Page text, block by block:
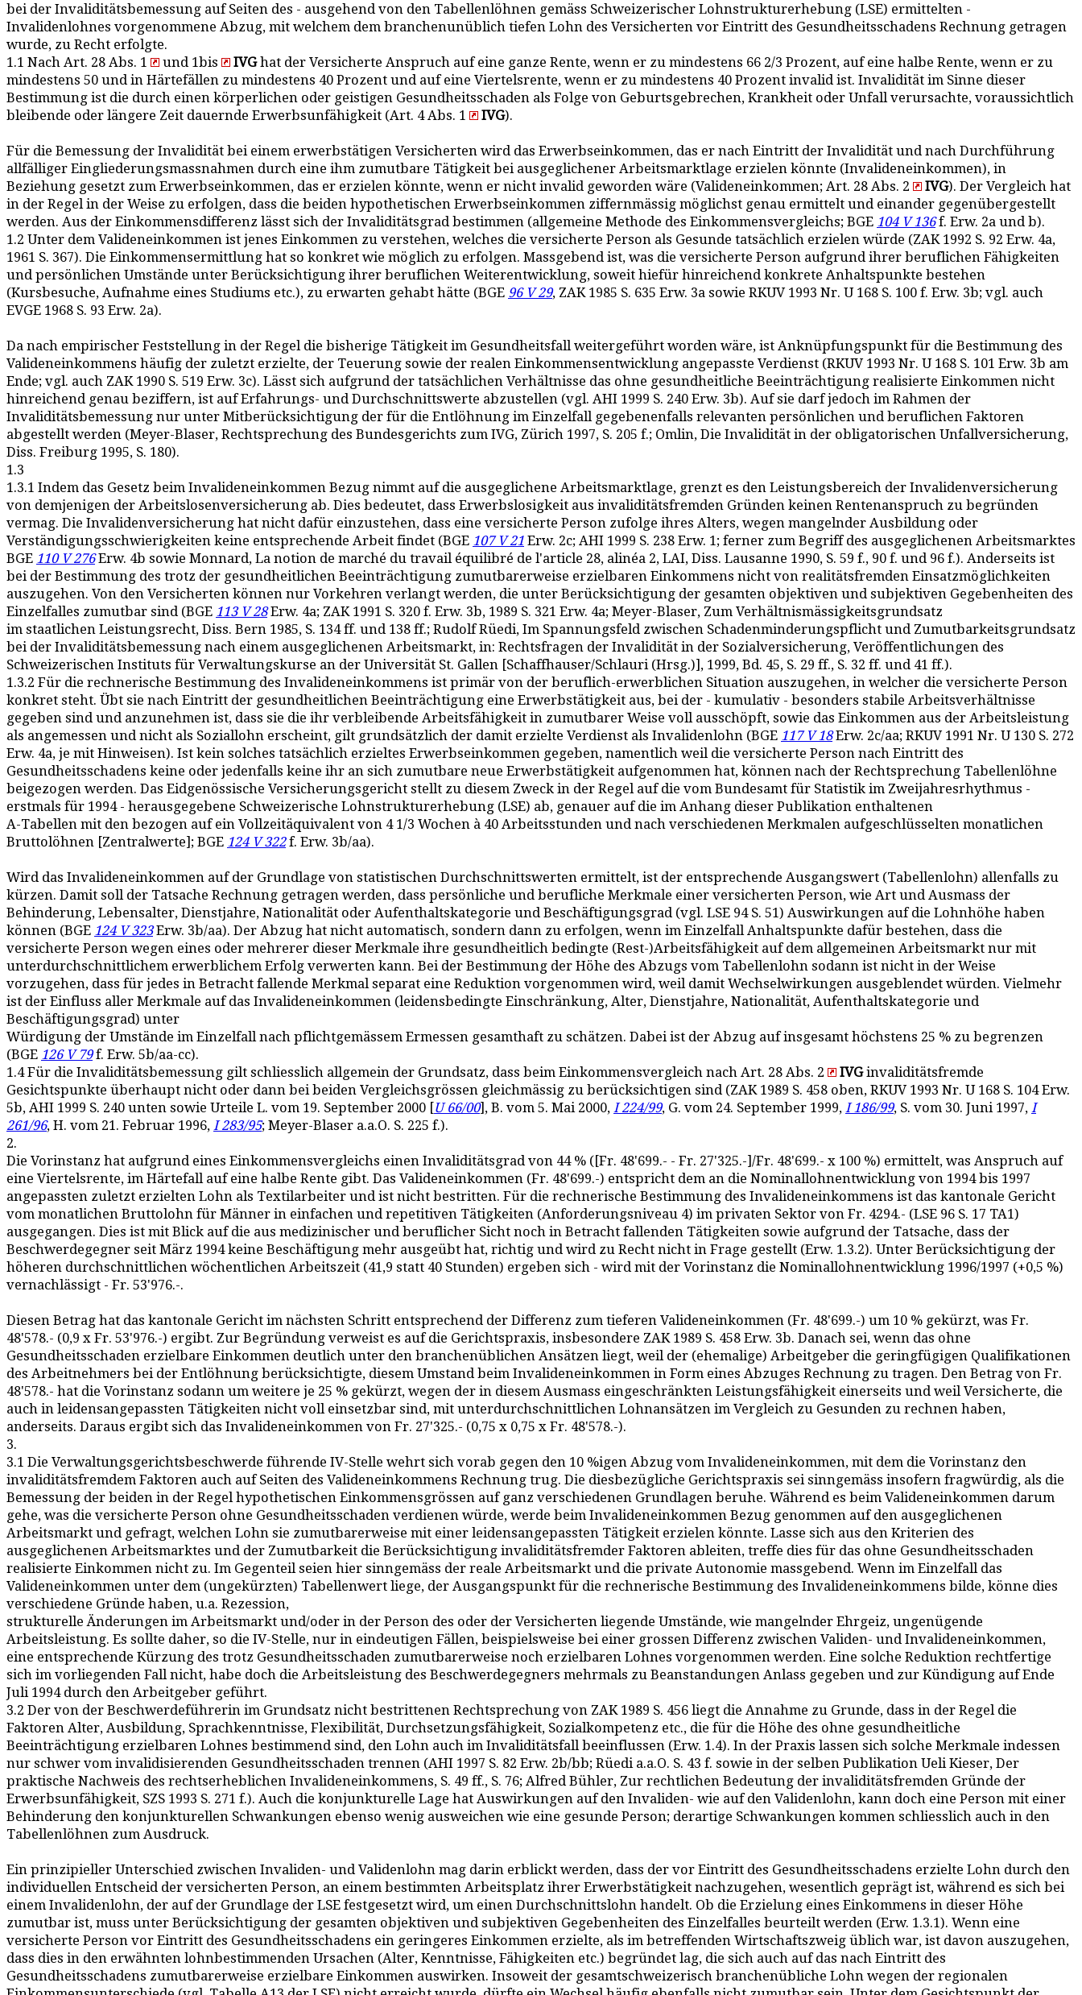
bei der Invaliditätsbemessung auf Seiten des - ausgehend von den Tabellenlöhnen gemäss Schweizerischer Lohnstrukturerhebung (LSE) ermittelten -
Invalidenlohnes vorgenommene Abzug, mit welchem dem branchenunüblich tiefen Lohn des Versicherten vor Eintritt des Gesundheitsschadens Rechnung getragen
wurde, zu Recht erfolgte.
1.1 Nach Art. 28 Abs. 1
und 1bis IVGhat der Versicherte Anspruch auf eine ganze Rente, wenn er zu mindestens 66 2/3 Prozent, auf eine halbe Rente, wenn er zu
mindestens 50 und in Härtefällen zu mindestens 40 Prozent und auf eine Viertelsrente, wenn er zu mindestens 40 Prozent invalid ist. Invalidität im Sinne dieser
Bestimmung ist die durch einen körperlichen oder geistigen Gesundheitsschaden als Folge von Geburtsgebrechen, Krankheit oder Unfall verursachte, voraussichtlich
bleibende oder längere Zeit dauernde Erwerbsunfähigkeit (Art. 4 Abs. 1
IVG).
Für die Bemessung der Invalidität bei einem erwerbstätigen Versicherten wird das Erwerbseinkommen, das er nach Eintritt der Invalidität und nach Durchführung
allfälliger Eingliederungsmassnahmen durch eine ihm zumutbare Tätigkeit bei ausgeglichener Arbeitsmarktlage erzielen könnte (Invalideneinkommen), in
Beziehung gesetzt zum Erwerbseinkommen, das er erzielen könnte, wenn er nicht invalid geworden wäre (Valideneinkommen; Art. 28 Abs. 2
IVG). Der Vergleich hat
in der Regel in der Weise zu erfolgen, dass die beiden hypothetischen Erwerbseinkommen ziffernmässig möglichst genau ermittelt und einander gegenübergestellt
werden. Aus der Einkommensdifferenz lässt sich der Invaliditätsgrad bestimmen (allgemeine Methode des Einkommensvergleichs; BGE 104 V 136f. Erw. 2a und b).
1.2 Unter dem Valideneinkommen ist jenes Einkommen zu verstehen, welches die versicherte Person als Gesunde tatsächlich erzielen würde (ZAK 1992 S. 92 Erw. 4a,
1961 S. 367). Die Einkommensermittlung hat so konkret wie möglich zu erfolgen. Massgebend ist, was die versicherte Person aufgrund ihrer beruflichen Fähigkeiten
und persönlichen Umstände unter Berücksichtigung ihrer beruflichen Weiterentwicklung, soweit hiefür hinreichend konkrete Anhaltspunkte bestehen
(Kursbesuche, Aufnahme eines Studiums etc.), zu erwarten gehabt hätte (BGE 96 V 29, ZAK 1985 S. 635 Erw. 3a sowie RKUV 1993 Nr. U 168 S. 100 f. Erw. 3b; vgl. auch
EVGE 1968 S. 93 Erw. 2a).
Da nach empirischer Feststellung in der Regel die bisherige Tätigkeit im Gesundheitsfall weitergeführt worden wäre, ist Anknüpfungspunkt für die Bestimmung des
Valideneinkommens häufig der zuletzt erzielte, der Teuerung sowie der realen Einkommensentwicklung angepasste Verdienst (RKUV 1993 Nr. U 168 S. 101 Erw. 3b am
Ende; vgl. auch ZAK 1990 S. 519 Erw. 3c). Lässt sich aufgrund der tatsächlichen Verhältnisse das ohne gesundheitliche Beeinträchtigung realisierte Einkommen nicht
hinreichend genau beziffern, ist auf Erfahrungs- und Durchschnittswerte abzustellen (vgl. AHI 1999 S. 240 Erw. 3b). Auf sie darf jedoch im Rahmen der
Invaliditätsbemessung nur unter Mitberücksichtigung der für die Entlöhnung im Einzelfall gegebenenfalls relevanten persönlichen und beruflichen Faktoren
abgestellt werden (Meyer-Blaser, Rechtsprechung des Bundesgerichts zum IVG, Zürich 1997, S. 205 f.; Omlin, Die Invalidität in der obligatorischen Unfallversicherung,
Diss. Freiburg 1995, S. 180).
1.3
1.3.1 Indem das Gesetz beim Invalideneinkommen Bezug nimmt auf die ausgeglichene Arbeitsmarktlage, grenzt es den Leistungsbereich der Invalidenversicherung
von demjenigen der Arbeitslosenversicherung ab. Dies bedeutet, dass Erwerbslosigkeit aus invaliditätsfremden Gründen keinen Rentenanspruch zu begründen
vermag. Die Invalidenversicherung hat nicht dafür einzustehen, dass eine versicherte Person zufolge ihres Alters, wegen mangelnder Ausbildung oder
Verständigungsschwierigkeiten keine entsprechende Arbeit findet (BGE 107 V 21 Erw. 2c; AHI 1999 S. 238 Erw. 1; ferner zum Begriff des ausgeglichenen Arbeitsmarktes
BGE 110 V 276Erw. 4b sowie Monnard, La notion de marché du travail équilibré de l'article 28, alinéa 2, LAI, Diss. Lausanne 1990, S. 59 f., 90 f. und 96 f.). Anderseits ist
bei der Bestimmung des trotz der gesundheitlichen Beeinträchtigung zumutbarerweise erzielbaren Einkommens nicht von realitätsfremden Einsatzmöglichkeiten
auszugehen. Von den Versicherten können nur Vorkehren verlangt werden, die unter Berücksichtigung der gesamten objektiven und subjektiven Gegebenheiten des
Einzelfalles zumutbar sind (BGE 113 V 28Erw. 4a; ZAK 1991 S. 320 f. Erw. 3b, 1989 S. 321 Erw. 4a; Meyer-Blaser, Zum Verhältnismässigkeitsgrundsatz
im staatlichen Leistungsrecht, Diss. Bern 1985, S. 134 ff. und 138 ff.; Rudolf Rüedi, Im Spannungsfeld zwischen Schadenminderungspflicht und Zumutbarkeitsgrundsatz
bei der Invaliditätsbemessung nach einem ausgeglichenen Arbeitsmarkt, in: Rechtsfragen der Invalidität in der Sozialversicherung, Veröffentlichungen des
Schweizerischen Instituts für Verwaltungskurse an der Universität St. Gallen [Schaffhauser/Schlauri (Hrsg.)], 1999, Bd. 45, S. 29 ff., S. 32 ff. und 41 ff.).
1.3.2 Für die rechnerische Bestimmung des Invalideneinkommens ist primär von der beruflich-erwerblichen Situation auszugehen, in welcher die versicherte Person
konkret steht. Übt sie nach Eintritt der gesundheitlichen Beeinträchtigung eine Erwerbstätigkeit aus, bei der - kumulativ - besonders stabile Arbeitsverhältnisse
gegeben sind und anzunehmen ist, dass sie die ihr verbleibende Arbeitsfähigkeit in zumutbarer Weise voll ausschöpft, sowie das Einkommen aus der Arbeitsleistung
als angemessen und nicht als Soziallohn erscheint, gilt grundsätzlich der damit erzielte Verdienst als Invalidenlohn (BGE 117 V 18Erw. 2c/aa; RKUV 1991 Nr. U 130 S. 272
Erw. 4a, je mit Hinweisen). Ist kein solches tatsächlich erzieltes Erwerbseinkommen gegeben, namentlich weil die versicherte Person nach Eintritt des
Gesundheitsschadens keine oder jedenfalls keine ihr an sich zumutbare neue Erwerbstätigkeit aufgenommen hat, können nach der Rechtsprechung Tabellenlöhne
beigezogen werden. Das Eidgenössische Versicherungsgericht stellt zu diesem Zweck in der Regel auf die vom Bundesamt für Statistik im Zweijahresrhythmus -
erstmals für 1994 - herausgegebene Schweizerische Lohnstrukturerhebung (LSE) ab, genauer auf die im Anhang dieser Publikation enthaltenen
A-Tabellen mit den bezogen auf ein Vollzeitäquivalent von 4 1/3 Wochen à 40 Arbeitsstunden und nach verschiedenen Merkmalen aufgeschlüsselten monatlichen
Bruttolöhnen [Zentralwerte]; BGE 124 V 322f. Erw. 3b/aa).
Wird das Invalideneinkommen auf der Grundlage von statistischen Durchschnittswerten ermittelt, ist der entsprechende Ausgangswert (Tabellenlohn) allenfalls zu
kürzen. Damit soll der Tatsache Rechnung getragen werden, dass persönliche und berufliche Merkmale einer versicherten Person, wie Art und Ausmass der
Behinderung, Lebensalter, Dienstjahre, Nationalität oder Aufenthaltskategorie und Beschäftigungsgrad (vgl. LSE 94 S. 51) Auswirkungen auf die Lohnhöhe haben
können (BGE 124 V 323Erw. 3b/aa). Der Abzug hat nicht automatisch, sondern dann zu erfolgen, wenn im Einzelfall Anhaltspunkte dafür bestehen, dass die
versicherte Person wegen eines oder mehrerer dieser Merkmale ihre gesundheitlich bedingte (Rest-)Arbeitsfähigkeit auf dem allgemeinen Arbeitsmarkt nur mit
unterdurchschnittlichem erwerblichem Erfolg verwerten kann. Bei der Bestimmung der Höhe des Abzugs vom Tabellenlohn sodann ist nicht in der Weise
vorzugehen, dass für jedes in Betracht fallende Merkmal separat eine Reduktion vorgenommen wird, weil damit Wechselwirkungen ausgeblendet würden. Vielmehr
ist der Einfluss aller Merkmale auf das Invalideneinkommen (leidensbedingte Einschränkung, Alter, Dienstjahre, Nationalität, Aufenthaltskategorie und
Beschäftigungsgrad) unter
Würdigung der Umstände im Einzelfall nach pflichtgemässem Ermessen gesamthaft zu schätzen. Dabei ist der Abzug auf insgesamt höchstens 25 % zu begrenzen
(BGE 126 V 79f. Erw. 5b/aa-cc).
1.4 Für die Invaliditätsbemessung gilt schliesslich allgemein der Grundsatz, dass beim Einkommensvergleich nach Art. 28 Abs. 2
IVGinvaliditätsfremde
Gesichtspunkte überhaupt nicht oder dann bei beiden Vergleichsgrössen gleichmässig zu berücksichtigen sind (ZAK 1989 S. 458 oben, RKUV 1993 Nr. U 168 S. 104 Erw.
5b, AHI 1999 S. 240 unten sowie Urteile L. vom 19. September 2000 [U 66/00], B. vom 5. Mai 2000, I 224/99, G. vom 24. September 1999, I 186/99, S. vom 30. Juni 1997, I
261/96, H. vom 21. Februar 1996, I 283/95; Meyer-Blaser a.a.O. S. 225 f.).
2.
Die Vorinstanz hat aufgrund eines Einkommensvergleichs einen Invaliditätsgrad von 44 % ([Fr. 48'699.- - Fr. 27'325.-]/Fr. 48'699.- x 100 %) ermittelt, was Anspruch auf
eine Viertelsrente, im Härtefall auf eine halbe Rente gibt. Das Valideneinkommen (Fr. 48'699.-) entspricht dem an die Nominallohnentwicklung von 1994 bis 1997
angepassten zuletzt erzielten Lohn als Textilarbeiter und ist nicht bestritten. Für die rechnerische Bestimmung des Invalideneinkommens ist das kantonale Gericht
vom monatlichen Bruttolohn für Männer in einfachen und repetitiven Tätigkeiten (Anforderungsniveau 4) im privaten Sektor von Fr. 4294.- (LSE 96 S. 17 TA1)
ausgegangen. Dies ist mit Blick auf die aus medizinischer und beruflicher Sicht noch in Betracht fallenden Tätigkeiten sowie aufgrund der Tatsache, dass der
Beschwerdegegner seit März 1994 keine Beschäftigung mehr ausgeübt hat, richtig und wird zu Recht nicht in Frage gestellt (Erw. 1.3.2). Unter Berücksichtigung der
höheren durchschnittlichen wöchentlichen Arbeitszeit (41,9 statt 40 Stunden) ergeben sich - wird mit der Vorinstanz die Nominallohnentwicklung 1996/1997 (+0,5 %)
vernachlässigt - Fr. 53'976.-.
Diesen Betrag hat das kantonale Gericht im nächsten Schritt entsprechend der Differenz zum tieferen Valideneinkommen (Fr. 48'699.-) um 10 % gekürzt, was Fr.
48'578.- (0,9 x Fr. 53'976.-) ergibt. Zur Begründung verweist es auf die Gerichtspraxis, insbesondere ZAK 1989 S. 458 Erw. 3b. Danach sei, wenn das ohne
Gesundheitsschaden erzielbare Einkommen deutlich unter den branchenüblichen Ansätzen liegt, weil der (ehemalige) Arbeitgeber die geringfügigen Qualifikationen
des Arbeitnehmers bei der Entlöhnung berücksichtigte, diesem Umstand beim Invalideneinkommen in Form eines Abzuges Rechnung zu tragen. Den Betrag von Fr.
48'578.- hat die Vorinstanz sodann um weitere je 25 % gekürzt, wegen der in diesem Ausmass eingeschränkten Leistungsfähigkeit einerseits und weil Versicherte, die
auch in leidensangepassten Tätigkeiten nicht voll einsetzbar sind, mit unterdurchschnittlichen Lohnansätzen im Vergleich zu Gesunden zu rechnen haben,
anderseits. Daraus ergibt sich das Invalideneinkommen von Fr. 27'325.- (0,75 x 0,75 x Fr. 48'578.-).
3.
3.1 Die Verwaltungsgerichtsbeschwerde führende IV-Stelle wehrt sich vorab gegen den 10 %igen Abzug vom Invalideneinkommen, mit dem die Vorinstanz den
invaliditätsfremdem Faktoren auch auf Seiten des Valideneinkommens Rechnung trug. Die diesbezügliche Gerichtspraxis sei sinngemäss insofern fragwürdig, als die
Bemessung der beiden in der Regel hypothetischen Einkommensgrössen auf ganz verschiedenen Grundlagen beruhe. Während es beim Valideneinkommen darum
gehe, was die versicherte Person ohne Gesundheitsschaden verdienen würde, werde beim Invalideneinkommen Bezug genommen auf den ausgeglichenen
Arbeitsmarkt und gefragt, welchen Lohn sie zumutbarerweise mit einer leidensangepassten Tätigkeit erzielen könnte. Lasse sich aus den Kriterien des
ausgeglichenen Arbeitsmarktes und der Zumutbarkeit die Berücksichtigung invaliditätsfremder Faktoren ableiten, treffe dies für das ohne Gesundheitsschaden
realisierte Einkommen nicht zu. Im Gegenteil seien hier sinngemäss der reale Arbeitsmarkt und die private Autonomie massgebend. Wenn im Einzelfall das
Valideneinkommen unter dem (ungekürzten) Tabellenwert liege, der Ausgangspunkt für die rechnerische Bestimmung des Invalideneinkommens bilde, könne dies
verschiedene Gründe haben, u.a. Rezession,
strukturelle Änderungen im Arbeitsmarkt und/oder in der Person des oder der Versicherten liegende Umstände, wie mangelnder Ehrgeiz, ungenügende
Arbeitsleistung. Es sollte daher, so die IV-Stelle, nur in eindeutigen Fällen, beispielsweise bei einer grossen Differenz zwischen Validen- und Invalideneinkommen,
eine entsprechende Kürzung des trotz Gesundheitsschaden zumutbarerweise noch erzielbaren Lohnes vorgenommen werden. Eine solche Reduktion rechtfertige
sich im vorliegenden Fall nicht, habe doch die Arbeitsleistung des Beschwerdegegners mehrmals zu Beanstandungen Anlass gegeben und zur Kündigung auf Ende
Juli 1994 durch den Arbeitgeber geführt.
3.2 Der von der Beschwerdeführerin im Grundsatz nicht bestrittenen Rechtsprechung von ZAK 1989 S. 456 liegt die Annahme zu Grunde, dass in der Regel die
Faktoren Alter, Ausbildung, Sprachkenntnisse, Flexibilität, Durchsetzungsfähigkeit, Sozialkompetenz etc., die für die Höhe des ohne gesundheitliche
Beeinträchtigung erzielbaren Lohnes bestimmend sind, den Lohn auch im Invaliditätsfall beeinflussen (Erw. 1.4). In der Praxis lassen sich solche Merkmale indessen
nur schwer vom invalidisierenden Gesundheitsschaden trennen (AHI 1997 S. 82 Erw. 2b/bb; Rüedi a.a.O. S. 43 f. sowie in der selben Publikation Ueli Kieser, Der
praktische Nachweis des rechtserheblichen Invalideneinkommens, S. 49 ff., S. 76; Alfred Bühler, Zur rechtlichen Bedeutung der invaliditätsfremden Gründe der
Erwerbsunfähigkeit, SZS 1993 S. 271 f.). Auch die konjunkturelle Lage hat Auswirkungen auf den Invaliden- wie auf den Validenlohn, kann doch eine Person mit einer
Behinderung den konjunkturellen Schwankungen ebenso wenig ausweichen wie eine gesunde Person; derartige Schwankungen kommen schliesslich auch in den
Tabellenlöhnen zum Ausdruck.
Ein prinzipieller Unterschied zwischen Invaliden- und Validenlohn mag darin erblickt werden, dass der vor Eintritt des Gesundheitsschadens erzielte Lohn durch den
individuellen Entscheid der versicherten Person, an einem bestimmten Arbeitsplatz ihrer Erwerbstätigkeit nachzugehen, wesentlich geprägt ist, während es sich bei
einem Invalidenlohn, der auf der Grundlage der LSE festgesetzt wird, um einen Durchschnittslohn handelt. Ob die Erzielung eines Einkommens in dieser Höhe
zumutbar ist, muss unter Berücksichtigung der gesamten objektiven und subjektiven Gegebenheiten des Einzelfalles beurteilt werden (Erw. 1.3.1). Wenn eine
versicherte Person vor Eintritt des Gesundheitsschadens ein geringeres Einkommen erzielte, als im betreffenden Wirtschaftszweig üblich war, ist davon auszugehen,
dass dies in den erwähnten lohnbestimmenden Ursachen (Alter, Kenntnisse, Fähigkeiten etc.) begründet lag, die sich auch auf das nach Eintritt des
Gesundheitsschadens zumutbarerweise erzielbare Einkommen auswirken. Insoweit der gesamtschweizerisch branchenübliche Lohn wegen der regionalen